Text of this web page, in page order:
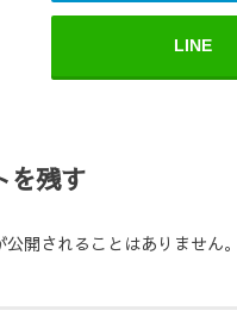
LINE
を残す
開されることはありません。